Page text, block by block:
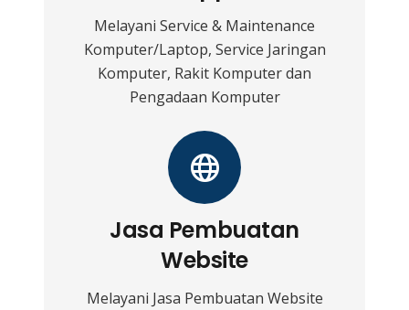
Melayani Service & Maintenance
Komputer/Laptop, Service Jaringan
Komputer, Rakit Komputer dan
Pengadaan Komputer
Jasa Pembuatan
Website
Melayani Jasa Pembuatan Website